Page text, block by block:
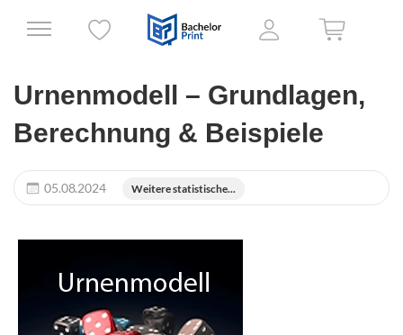
Urnenmodell – Grundlagen,
Berechnung & Beispiele
05.08.2024 Weitere statistische...